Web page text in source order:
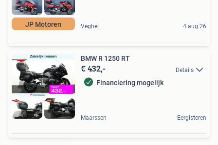
JP Motoren Veghel 4 aug 26
BMW R 1250 RT
€ 432,- Details
Financiering mogelijk
Maarssen Eergisteren